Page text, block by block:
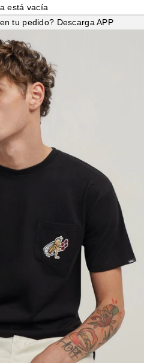
está vacía
en tu pedido? Descarga APP